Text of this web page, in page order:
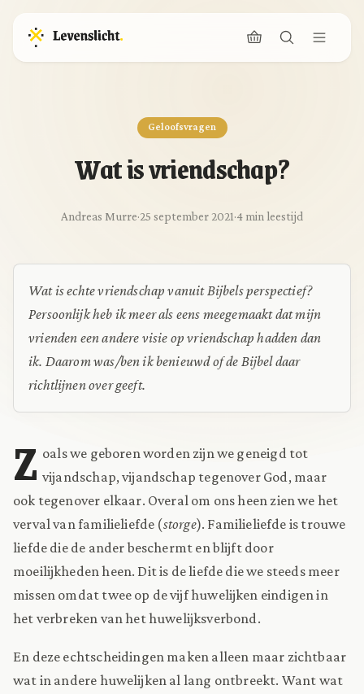
Geloofsvragen
Wat is vriendschap?
Andreas Murre·25 september 2021·4 min leestijd
Wat is echte vriendschap vanuit Bijbels perspectief?
Persoonlijk heb ik meer als eens meegemaakt dat mijn
vrienden een andere visie op vriendschap hadden dan
ik. Daarom was/ben ik benieuwd of de Bijbel daar
richtlijnen over geeft.
Z oals we geboren worden zijn we geneigd tot
vijandschap, vijandschap tegenover God, maar
ook tegenover elkaar. Overal om ons heen zien we het
verval van familieliefde (storge). Familieliefde is trouwe
liefde die de ander beschermt en blijft door
moeilijkheden heen. Dit is de liefde die we steeds meer
missen omdat twee op de vijf huwelijken eindigen in
het verbreken van het huwelijksverbond.
En deze echtscheidingen maken alleen maar zichtbaar
wat in andere huwelijken al lang ontbreekt. Want wat